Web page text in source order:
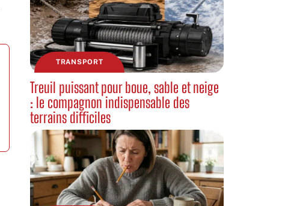
TRANSPORT
Treuil puissant pour boue, sable et neige
: le compagnon indispensable des
terrains difficiles